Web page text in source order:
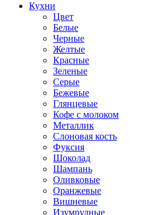
Кухни
Цвет
Белые
Черные
Желтые
Красные
Зеленые
Серые
Бежевые
Глянцевые
Кофе с молоком
Металлик
Слоновая кость
Фуксия
Шоколад
Шампань
Оливковые
Оранжевые
Вишневые
Изумрудные